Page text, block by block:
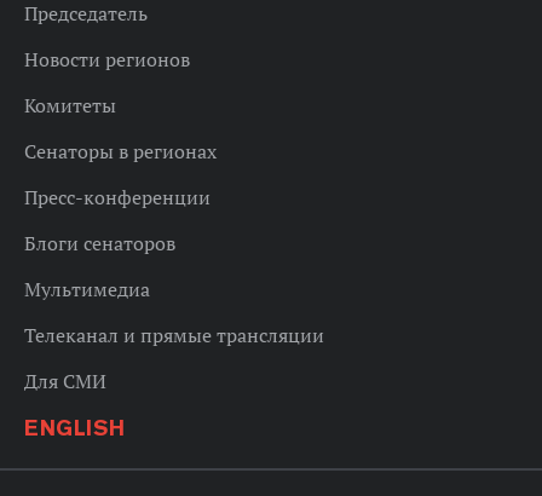
Председатель
Новости регионов
Комитеты
Сенаторы в регионах
Пресс-конференции
Блоги сенаторов
Мультимедиа
Телеканал и прямые трансляции
Для СМИ
ENGLISH